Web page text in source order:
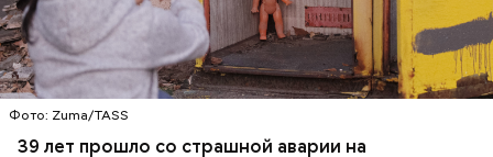
Фото: Zuma/TASS
39 лет прошло со страшной аварии на
районов Гомельской области. Понятное дело, что
территория под защитой, здесь строгий
пропускной режим и круглосуточное наблюдение,
— отметил Бабич.
БЕЛАРУСЬ ЧЕРНОБЫЛЬ